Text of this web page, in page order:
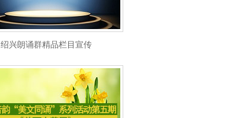
绍兴朗诵群精品栏目宣传